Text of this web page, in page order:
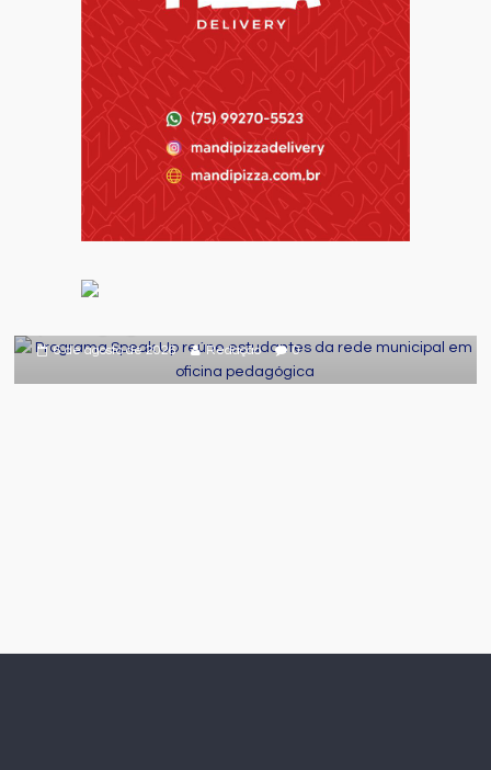
Destaque Educação Local
da rede municipal em oficina
6 de agosto de 2026 Redação 0